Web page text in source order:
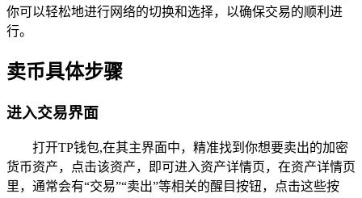
你可以轻松地进行网络的切换和选择，以确保交易的顺利进
行。
卖币具体步骤
进入交易界面
打开TP钱包,在其主界面中，精准找到你想要卖出的加密
货币资产，点击该资产，即可进入资产详情页，在资产详情页
里，通常会有“交易”“卖出”等相关的醒目按钮，点击这些按